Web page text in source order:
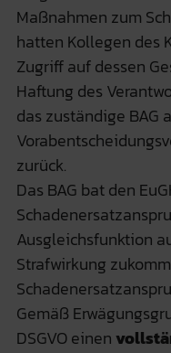
Maßnahmen zum
hatten Kollegen des
Zugriff auf dessen
Haftung des
das zuständige BAG
zurück.
Das BAG bat den
Ausgleichsfunktion
Strafwirkung
Gemäß
DSGVO einen